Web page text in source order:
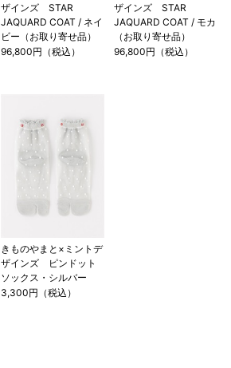
ザインズ STAR
JAQUARD COAT / ネイ
ビー（お取り寄せ品）
96,800円（税込）
ザインズ STAR
JAQUARD COAT / モカ
（お取り寄せ品）
96,800円（税込）
きものやまと×ミントデ
ザインズ ピンドット
ソックス・シルバー
3,300円（税込）